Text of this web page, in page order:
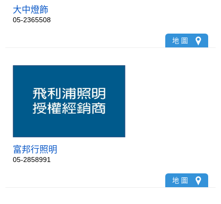
大中燈飾
05-2365508
地 圖
富邦行照明
05-2858991
地 圖